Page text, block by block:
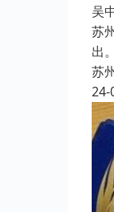
吴
苏
出
苏
24-